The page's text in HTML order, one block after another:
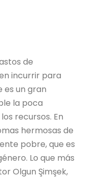
de
incurrir para
es un gran
la poca
recursos. En
hermosas de
pobre, que es
Lo que más
Olgun Şimşek,